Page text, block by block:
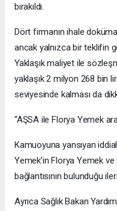
bırakıldı.
Dört firmanın ihale
ancak yalnızca bir teklifin
Yaklaşık maliyet ile
yaklaşık 2 milyon 268 bin
seviyesinde kalması da
“AŞSA ile Florya Yemek
Kamuoyuna yansıyan
Yemek’in Florya Yemek
bağlantısının bulunduğu
Ayrıca Sağlık Bakan